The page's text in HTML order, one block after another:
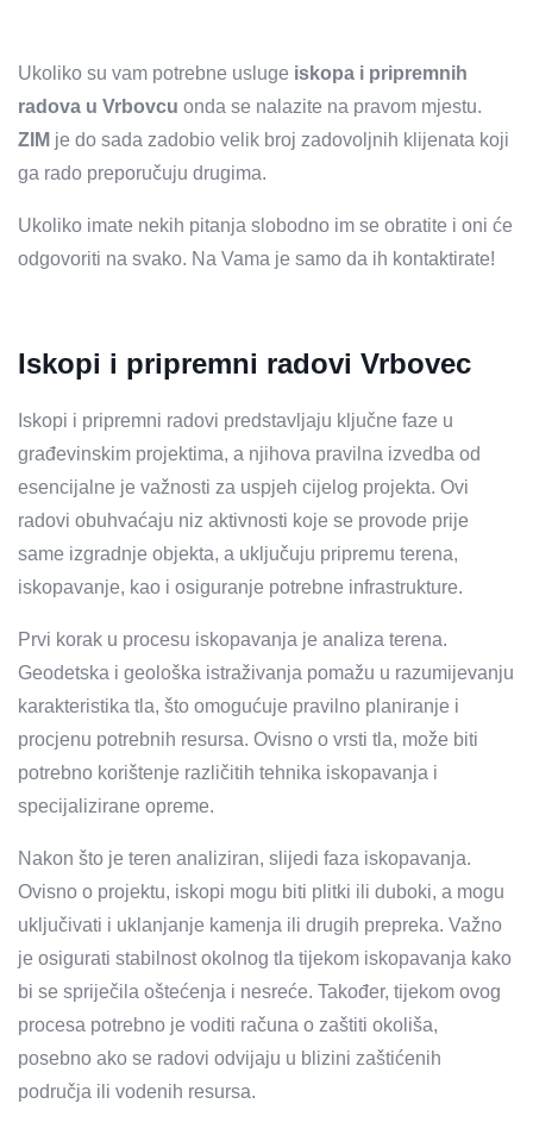
Ukoliko su vam potrebne usluge iskopa i pripremnih
radova u Vrbovcu onda se nalazite na pravom mjestu.
ZIM je do sada zadobio velik broj zadovoljnih klijenata koji
ga rado preporučuju drugima.
Ukoliko imate nekih pitanja slobodno im se obratite i oni će
odgovoriti na svako. Na Vama je samo da ih kontaktirate!
Iskopi i pripremni radovi Vrbovec
Iskopi i pripremni radovi predstavljaju ključne faze u
građevinskim projektima, a njihova pravilna izvedba od
esencijalne je važnosti za uspjeh cijelog projekta. Ovi
radovi obuhvaćaju niz aktivnosti koje se provode prije
same izgradnje objekta, a uključuju pripremu terena,
iskopavanje, kao i osiguranje potrebne infrastrukture.
Prvi korak u procesu iskopavanja je analiza terena.
Geodetska i geološka istraživanja pomažu u razumijevanju
karakteristika tla, što omogućuje pravilno planiranje i
procjenu potrebnih resursa. Ovisno o vrsti tla, može biti
potrebno korištenje različitih tehnika iskopavanja i
specijalizirane opreme.
Nakon što je teren analiziran, slijedi faza iskopavanja.
Ovisno o projektu, iskopi mogu biti plitki ili duboki, a mogu
uključivati i uklanjanje kamenja ili drugih prepreka. Važno
je osigurati stabilnost okolnog tla tijekom iskopavanja kako
bi se spriječila oštećenja i nesreće. Također, tijekom ovog
procesa potrebno je voditi računa o zaštiti okoliša,
posebno ako se radovi odvijaju u blizini zaštićenih
područja ili vodenih resursa.